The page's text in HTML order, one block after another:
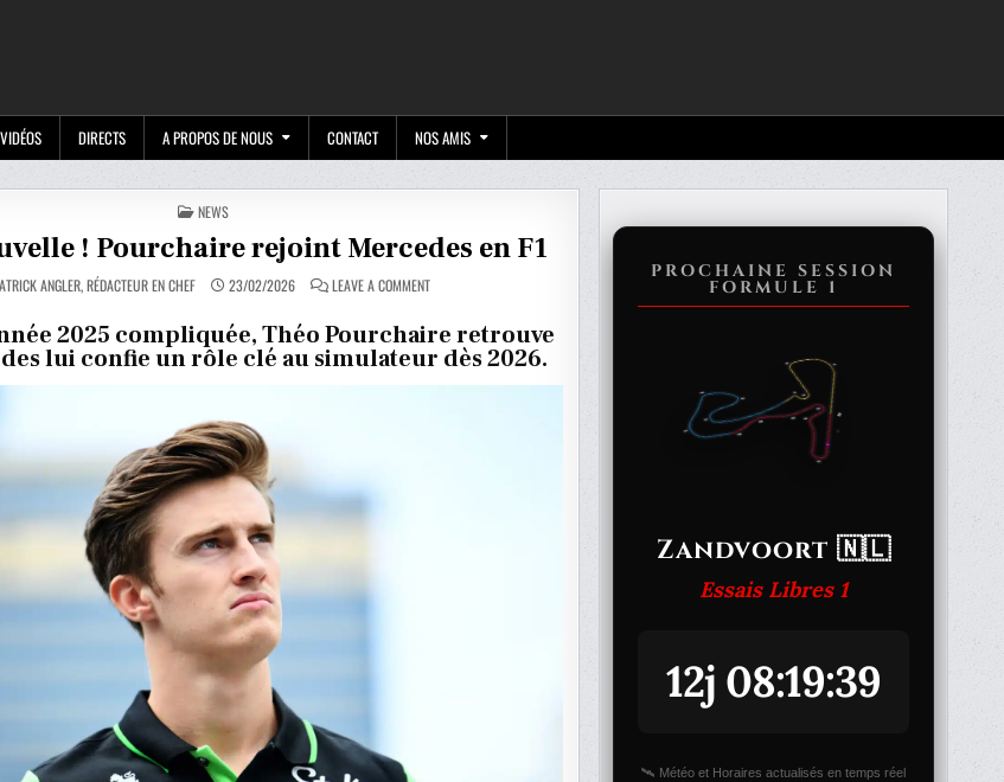
VIDÉOS DIRECTS A PROPOS DE NOUS CONTACT NOS AMIS
POSTED
IN
NEWS
! Pourchaire rejoint Mercedes en F1
ANGLER, RÉDACTEUR EN CHEF 23/02/2026 LEAVE A COMMENTON
!
POURCHAIRE
REJOINT
MERCEDES
EN
2025 compliquée, Théo Pourchaire retrouve
lui confie un rôle clé au simulateur dès 2026.
PROCHAINE SESSION
FORMULE 1
Zandvoort 🇳🇱
Essais Libres 1
12j 08:19:39
🛰️ Météo et Horaires actualisés en temps réel